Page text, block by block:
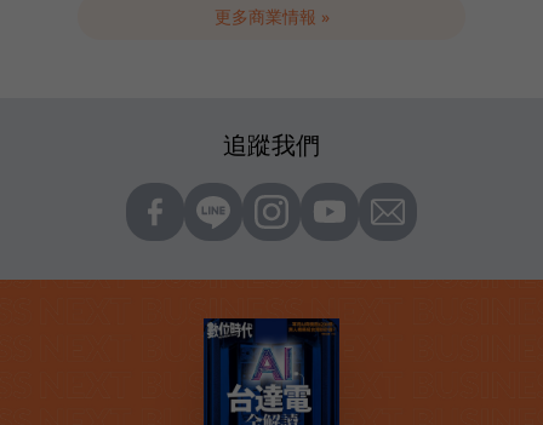
更多商業情報 »
追蹤我們